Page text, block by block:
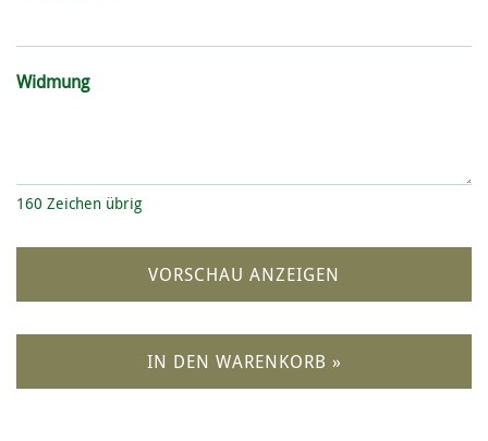
Widmung
160 Zeichen übrig
VORSCHAU ANZEIGEN
IN DEN WARENKORB »